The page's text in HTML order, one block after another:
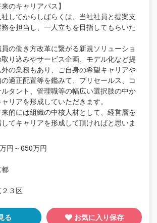
来のキャリアパス】
社してからしばらくは、当社社員と提案支
を担当し、一人立ちを目指してもらいた
員の働き方改革に繋がる新規ソリューショ
取り込みやサービス企画、モデル化など提
の業務もあり、ご自身の希望キャリアや
適正配置等を鑑みて、プリセールス、コ
ルタント、管理職等の幅広い選択肢の中か
ャリアを形成していただきます。
来的には組織の中核人材として、経営層を
してキャリアを形成して頂ければと思いま
円～650万円
３区
る お気に入り保存